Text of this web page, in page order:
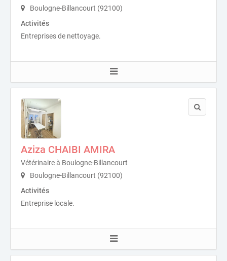
Boulogne-Billancourt (92100)
Activités
Entreprises de nettoyage.
Aziza CHAIBI AMIRA
Vétérinaire à Boulogne-Billancourt
Boulogne-Billancourt (92100)
Activités
Entreprise locale.